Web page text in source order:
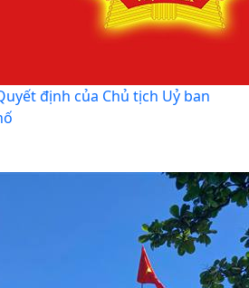
định của Chủ tịch Uỷ ban